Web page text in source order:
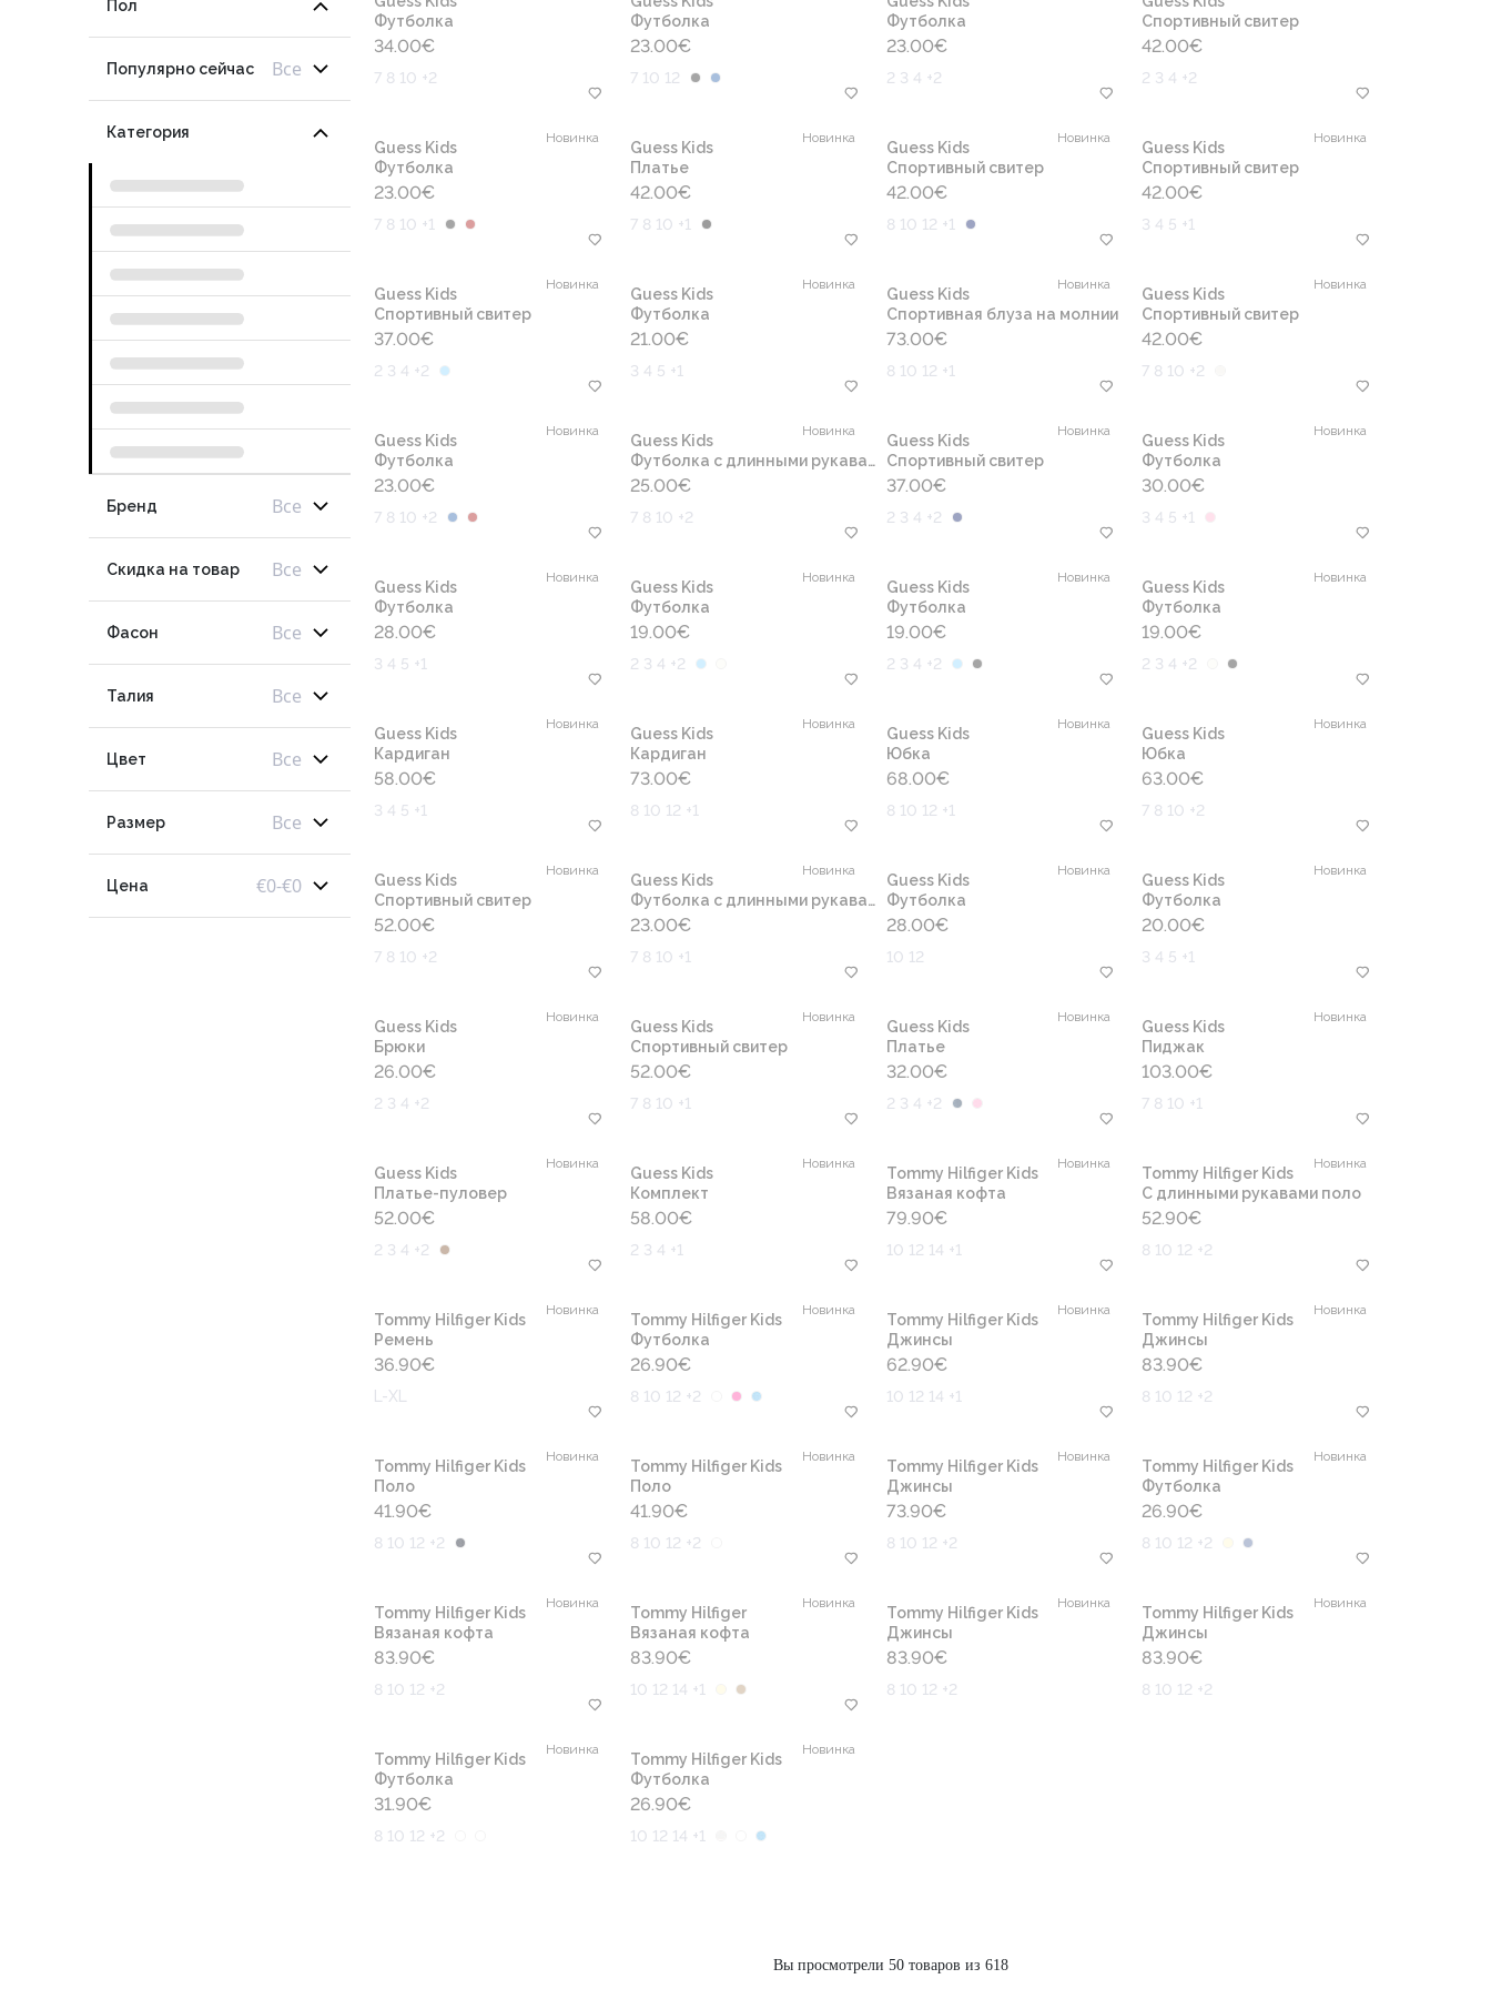
Пол
Популярно сейчас Все
Категория
Бренд Все
Скидка на товар Все
Фасон Все
Талия Все
Цвет Все
Размер Все
Цена €0-€0
Футболка
34.00€
7 8 10 +2
Футболка
23.00€
7 10 12
Футболка
23.00€
2 3 4 +2
Cпортивный свитер
42.00€
2 3 4 +2
Новинка
Guess Kids
Футболка
23.00€
7 8 10 +1
Новинка
Guess Kids
Платье
42.00€
7 8 10 +1
Новинка
Guess Kids
Cпортивный свитер
42.00€
8 10 12 +1
Новинка
Guess Kids
Cпортивный свитер
42.00€
3 4 5 +1
Новинка
Guess Kids
Cпортивный свитер
37.00€
2 3 4 +2
Новинка
Guess Kids
Футболка
21.00€
3 4 5 +1
Новинка
Guess Kids
Спортивная блуза на молнии
73.00€
8 10 12 +1
Новинка
Guess Kids
Cпортивный свитер
42.00€
7 8 10 +2
Новинка
Guess Kids
Футболка
23.00€
7 8 10 +2
Новинка
Guess Kids
Футболка с длинными рукавами
25.00€
7 8 10 +2
Новинка
Guess Kids
Cпортивный свитер
37.00€
2 3 4 +2
Новинка
Guess Kids
Футболка
30.00€
3 4 5 +1
Новинка
Guess Kids
Футболка
28.00€
3 4 5 +1
Новинка
Guess Kids
Футболка
19.00€
2 3 4 +2
Новинка
Guess Kids
Футболка
19.00€
2 3 4 +2
Новинка
Guess Kids
Футболка
19.00€
2 3 4 +2
Новинка
Guess Kids
Кардиган
58.00€
3 4 5 +1
Новинка
Guess Kids
Кардиган
73.00€
8 10 12 +1
Новинка
Guess Kids
Юбка
68.00€
8 10 12 +1
Новинка
Guess Kids
Юбка
63.00€
7 8 10 +2
Новинка
Guess Kids
Cпортивный свитер
52.00€
7 8 10 +2
Новинка
Guess Kids
Футболка с длинными рукавами
23.00€
7 8 10 +1
Новинка
Guess Kids
Футболка
28.00€
10 12
Новинка
Guess Kids
Футболка
20.00€
3 4 5 +1
Новинка
Guess Kids
Брюки
26.00€
2 3 4 +2
Новинка
Guess Kids
Cпортивный свитер
52.00€
7 8 10 +1
Новинка
Guess Kids
Платье
32.00€
2 3 4 +2
Новинка
Guess Kids
Пиджак
103.00€
7 8 10 +1
Новинка
Guess Kids
Платье-пуловер
52.00€
2 3 4 +2
Новинка
Guess Kids
Комплект
58.00€
2 3 4 +1
Новинка
Tommy Hilfiger Kids
Вязаная кофта
79.90€
10 12 14 +1
Новинка
Tommy Hilfiger Kids
С длинными рукавами поло
52.90€
8 10 12 +2
Новинка
Tommy Hilfiger Kids
Ремень
36.90€
L-XL
Новинка
Tommy Hilfiger Kids
Футболка
26.90€
8 10 12 +2
Новинка
Tommy Hilfiger Kids
Джинсы
62.90€
10 12 14 +1
Новинка
Tommy Hilfiger Kids
Джинсы
83.90€
8 10 12 +2
Новинка
Tommy Hilfiger Kids
Поло
41.90€
8 10 12 +2
Новинка
Tommy Hilfiger Kids
Поло
41.90€
8 10 12 +2
Новинка
Tommy Hilfiger Kids
Джинсы
73.90€
8 10 12 +2
Новинка
Tommy Hilfiger Kids
Футболка
26.90€
8 10 12 +2
Новинка
Tommy Hilfiger Kids
Вязаная кофта
83.90€
8 10 12 +2
Новинка
Tommy Hilfiger
Вязаная кофта
83.90€
10 12 14 +1
Новинка
Tommy Hilfiger Kids
Джинсы
83.90€
8 10 12 +2
Новинка
Tommy Hilfiger Kids
Джинсы
83.90€
8 10 12 +2
Новинка
Tommy Hilfiger Kids
Футболка
31.90€
8 10 12 +2
Новинка
Tommy Hilfiger Kids
Футболка
26.90€
10 12 14 +1
Вы просмотрели 50 товаров из 618